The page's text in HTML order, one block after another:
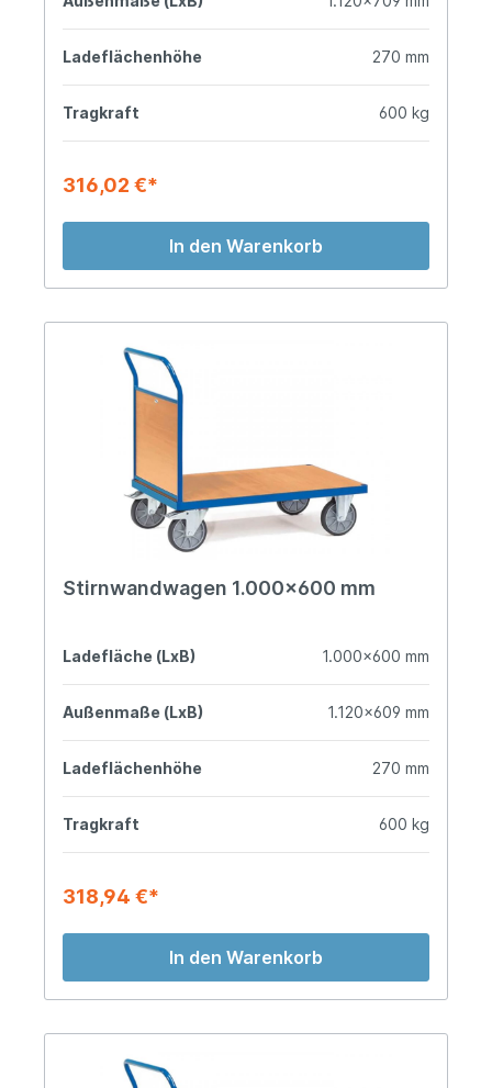
Ladeflächenhöhe 270 mm
Tragkraft 600 kg
316,02 €*
In den Warenkorb
Stirnwandwagen 1.000x600 mm
Ladefläche (LxB) 1.000x600 mm
Außenmaße (LxB) 1.120x609 mm
Ladeflächenhöhe 270 mm
Tragkraft 600 kg
318,94 €*
In den Warenkorb